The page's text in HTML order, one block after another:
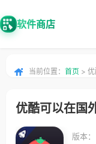
软件商店
当前位置： 首页 >
优酷可以在国
版本：